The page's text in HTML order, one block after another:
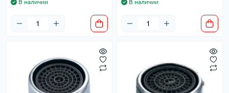
В наличии В наличии